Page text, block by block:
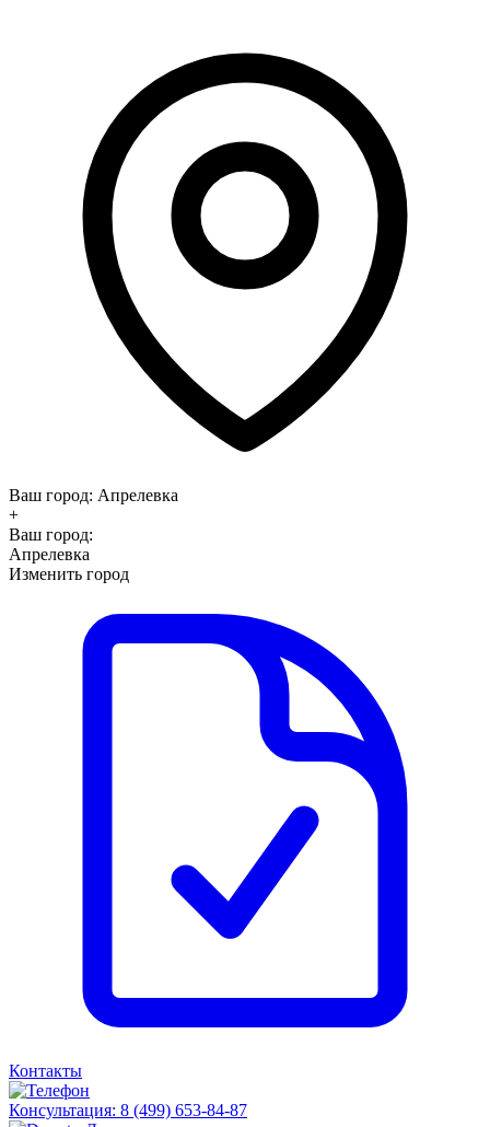
Ваш город: Апрелевка
+
Ваш город:
Апрелевка
Изменить город
Контакты
Консультация: 8 (499) 653-84-87